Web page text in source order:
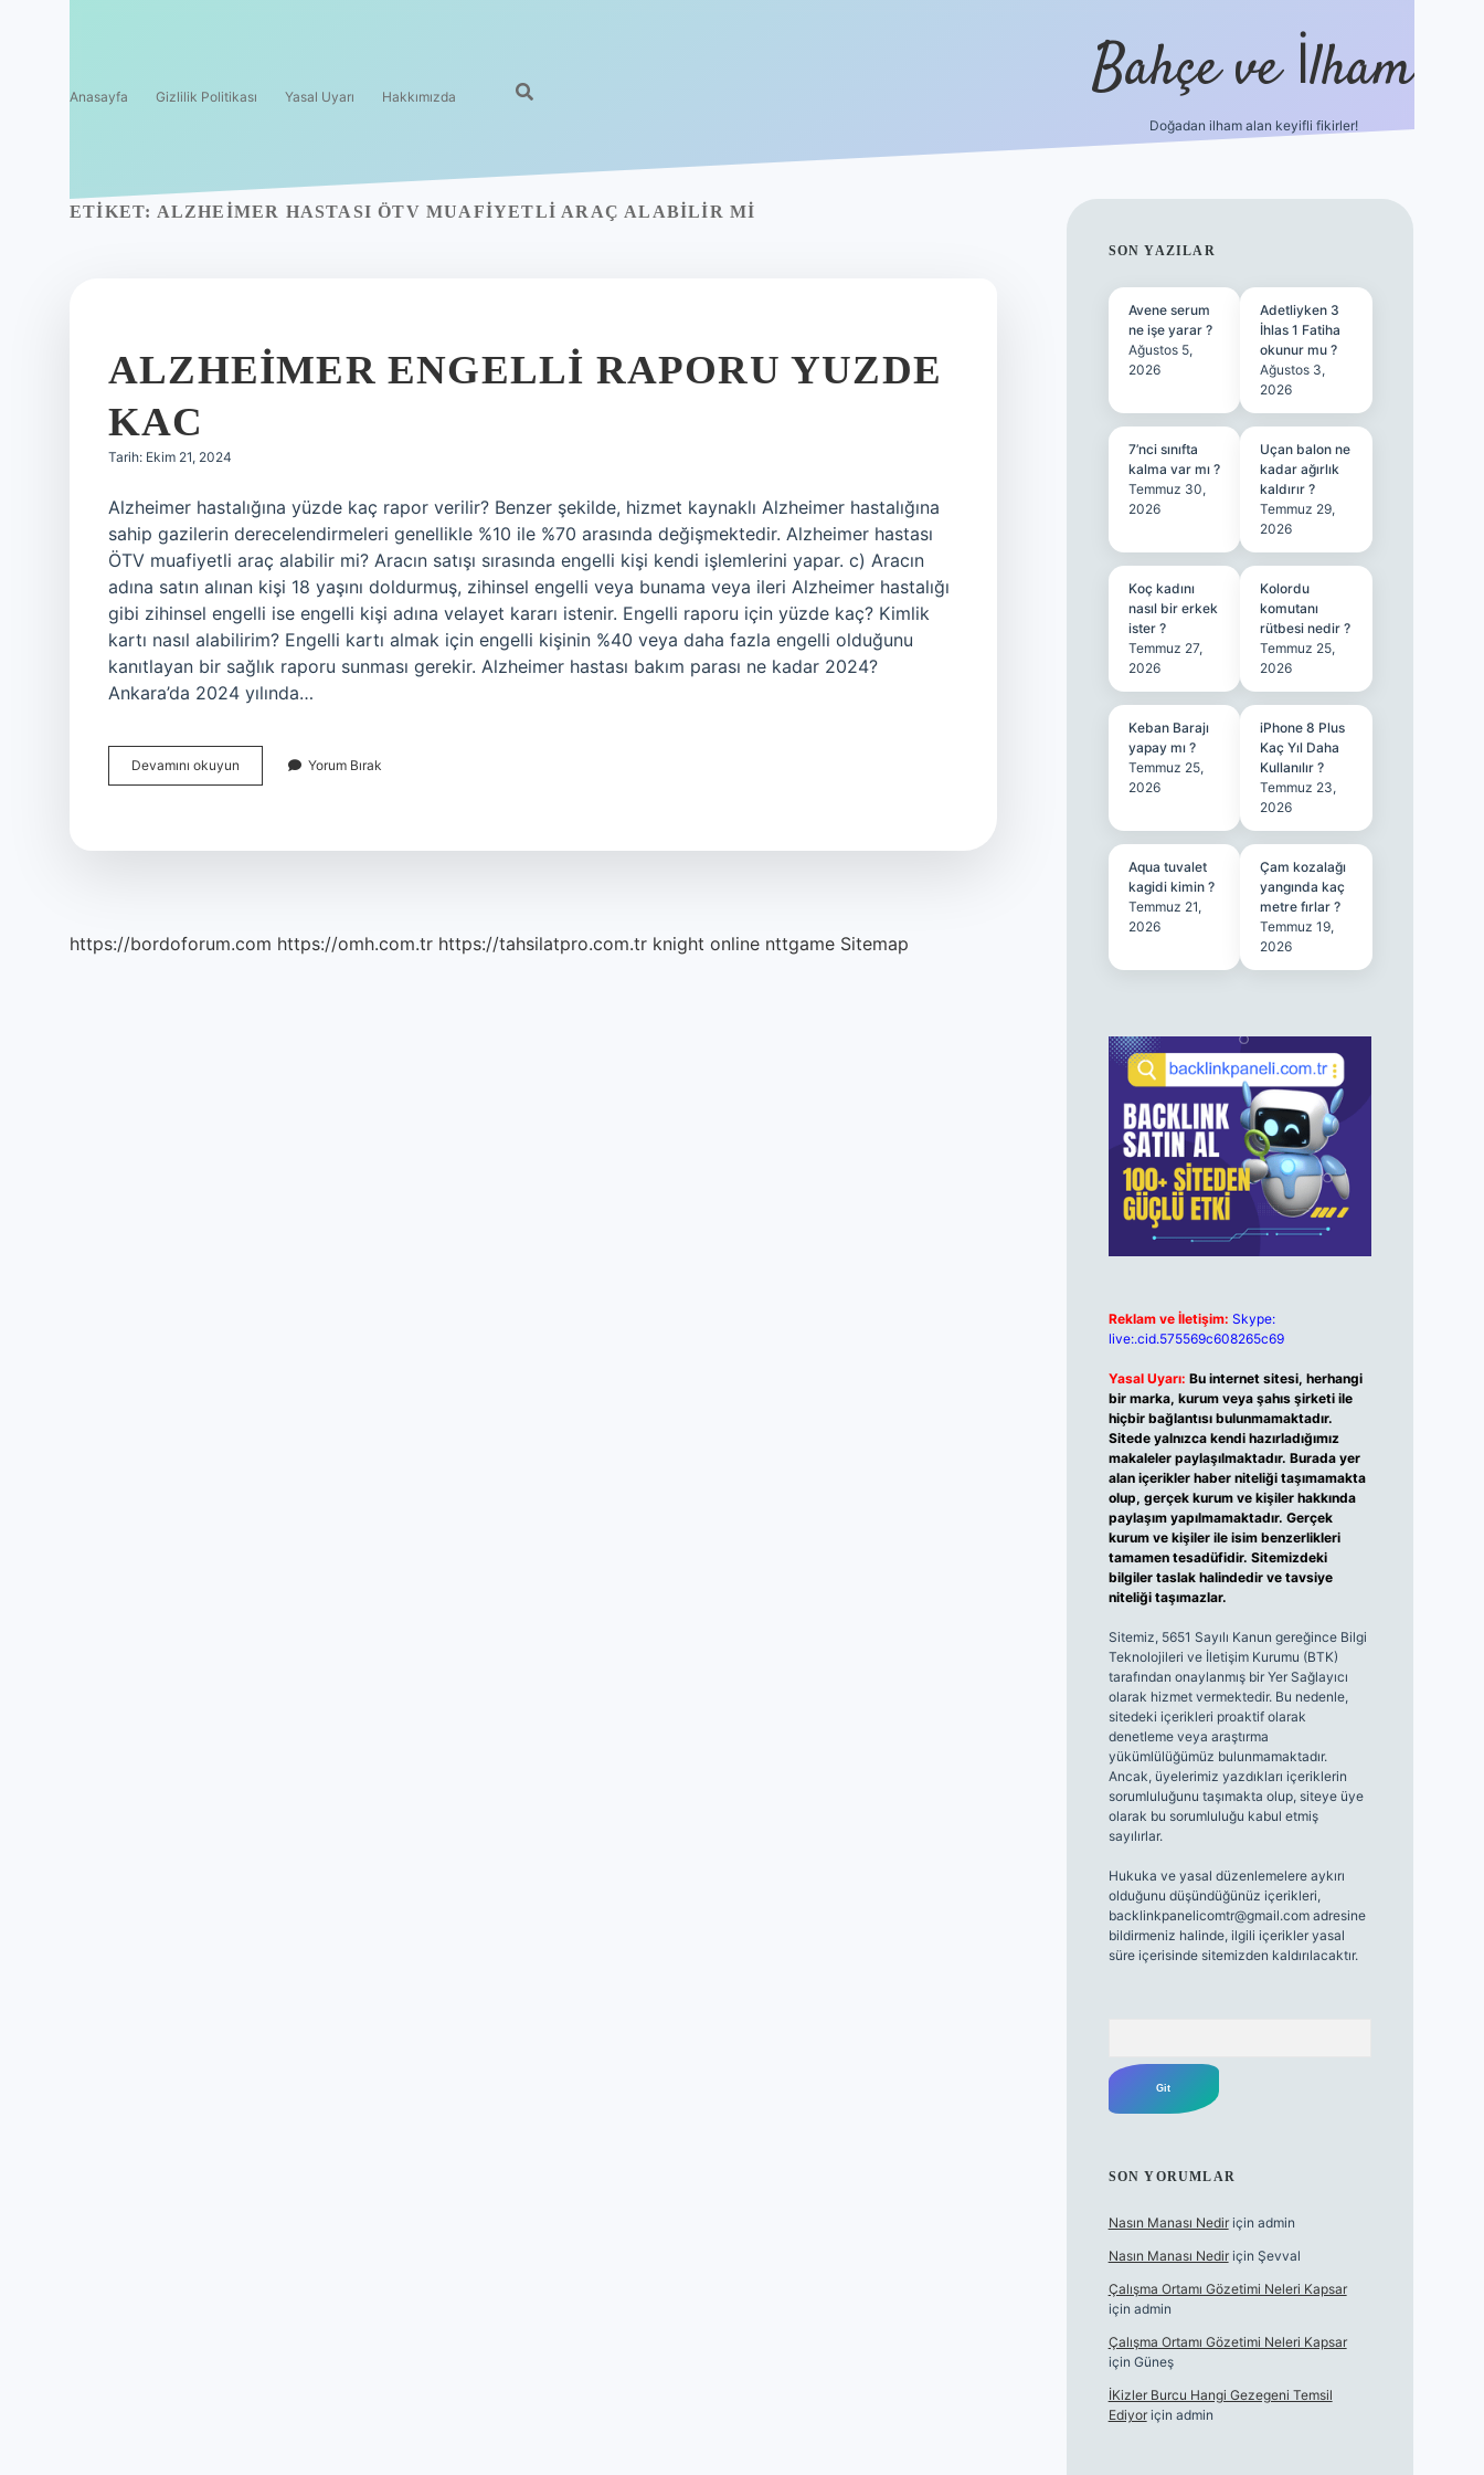
Anasayfa Gizlilik Politikası Yasal Uyarı Hakkımızda Bahçe ve İlham
Doğadan ilham alan keyifli fikirler!
ETIKET: ALZHEIMER HASTASI ÖTV MUAFIYETLI ARAÇ ALABILIR MI
ALZHEIMER ENGELLI RAPORU YUZDE
KAC
Tarih: Ekim 21, 2024
Alzheimer hastalığına yüzde kaç rapor verilir? Benzer şekilde, hizmet kaynaklı Alzheimer hastalığına
sahip gazilerin derecelendirmeleri genellikle %10 ile %70 arasında değişmektedir. Alzheimer hastası
ÖTV muafiyetli araç alabilir mi? Aracın satışı sırasında engelli kişi kendi işlemlerini yapar. c) Aracın
adına satın alınan kişi 18 yaşını doldurmuş, zihinsel engelli veya bunama veya ileri Alzheimer hastalığı
gibi zihinsel engelli ise engelli kişi adına velayet kararı istenir. Engelli raporu için yüzde kaç? Kimlik
kartı nasıl alabilirim? Engelli kartı almak için engelli kişinin %40 veya daha fazla engelli olduğunu
kanıtlayan bir sağlık raporu sunması gerekir. Alzheimer hastası bakım parası ne kadar 2024?
Ankara’da 2024 yılında…
Devamını okuyun Alzheimer
Engelli
Yorum Bırak
https://bordoforum.com https://omh.com.tr https://tahsilatpro.com.tr knight online nttgame Sitemap
SIDEBAR
SON YAZILAR
Avene serum
ne işe yarar ?
Ağustos 5,
2026
Adetliyken 3
İhlas 1 Fatiha
okunur mu ?
Ağustos 3,
2026
7’nci sınıfta
kalma var mı ?
Temmuz 30,
2026
Uçan balon ne
kadar ağırlık
kaldırır ?
Temmuz 29,
2026
Koç kadını
nasıl bir erkek
ister ?
Temmuz 27,
2026
Kolordu
komutanı
rütbesi nedir ?
Temmuz 25,
2026
Keban Barajı
yapay mı ?
Temmuz 25,
2026
iPhone 8 Plus
Kaç Yıl Daha
Kullanılır ?
Temmuz 23,
2026
Aqua tuvalet
kagidi kimin ?
Temmuz 21,
2026
Çam kozalağı
yangında kaç
metre fırlar ?
Temmuz 19,
2026
Reklam ve İletişim: Skype:
live:.cid.575569c608265c69
Yasal Uyarı: Bu internet sitesi, herhangi
bir marka, kurum veya şahıs şirketi ile
hiçbir bağlantısı bulunmamaktadır.
Sitede yalnızca kendi hazırladığımız
makaleler paylaşılmaktadır. Burada yer
alan içerikler haber niteliği taşımamakta
olup, gerçek kurum ve kişiler hakkında
paylaşım yapılmamaktadır. Gerçek
kurum ve kişiler ile isim benzerlikleri
tamamen tesadüfidir. Sitemizdeki
bilgiler taslak halindedir ve tavsiye
niteliği taşımazlar.
Sitemiz, 5651 Sayılı Kanun gereğince Bilgi
Teknolojileri ve İletişim Kurumu (BTK)
tarafından onaylanmış bir Yer Sağlayıcı
olarak hizmet vermektedir. Bu nedenle,
sitedeki içerikleri proaktif olarak
denetleme veya araştırma
yükümlülüğümüz bulunmamaktadır.
Ancak, üyelerimiz yazdıkları içeriklerin
sorumluluğunu taşımakta olup, siteye üye
olarak bu sorumluluğu kabul etmiş
sayılırlar.
Hukuka ve yasal düzenlemelere aykırı
olduğunu düşündüğünüz içerikleri,
backlinkpanelicomtr@gmail.comadresine
bildirmeniz halinde, ilgili içerikler yasal
süre içerisinde sitemizden kaldırılacaktır.
SON YORUMLAR
Nasın Manası Nediriçin admin
Nasın Manası Nediriçin Şevval
Çalışma Ortamı Gözetimi Neleri Kapsar
için admin
Çalışma Ortamı Gözetimi Neleri Kapsar
için Güneş
İKizler Burcu Hangi Gezegeni Temsil
Ediyoriçin admin